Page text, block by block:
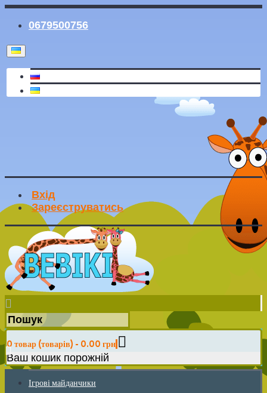
0679500756
Вхід
Зареєструватись
0 товар (товарів) - 0.00 грн
Ваш кошик порожній
Ігрові майданчики